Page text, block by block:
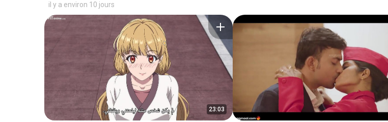
il y a environ 10 jours
23:03